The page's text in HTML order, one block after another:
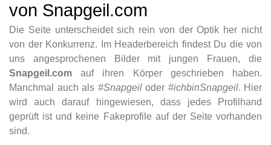
von Snapgeil.com
Die Seite unterscheidet sich rein von der Optik her nicht
von der Konkurrenz. Im Headerbereich findest Du die von
uns angesprochenen Bilder mit jungen Frauen, die
Snapgeil.com auf ihren Körper geschrieben haben.
Manchmal auch als #Snapgeiloder #ichbinSnapgeil. Hier
wird auch darauf hingewiesen, dass jedes Profilhand
geprüft ist und keine Fakeprofile auf der Seite vorhanden
sind.